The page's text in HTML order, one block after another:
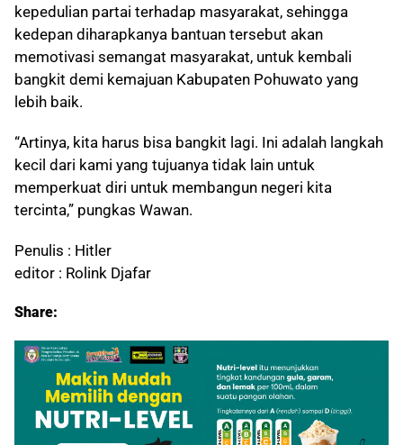
kepedulian partai terhadap masyarakat, sehingga
kedepan diharapkanya bantuan tersebut akan
memotivasi semangat masyarakat, untuk kembali
bangkit demi kemajuan Kabupaten Pohuwato yang
lebih baik.
“Artinya, kita harus bisa bangkit lagi. Ini adalah langkah
kecil dari kami yang tujuanya tidak lain untuk
memperkuat diri untuk membangun negeri kita
tercinta,” pungkas Wawan.
Penulis : Hitler
editor : Rolink Djafar
Share: